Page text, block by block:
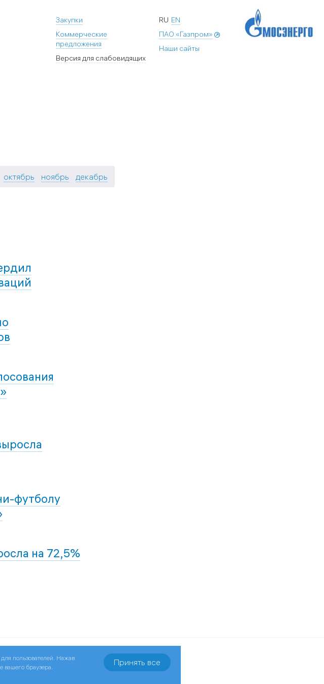
RU EN
ПАО «Газпром»
Наши сайты
Закупки
Коммерческие
предложения
Версия для слабовидящих
октябрь ноябрь декабрь
футболу
на 72,5%
пользователей. Нажав
вашего браузера.
Принять все